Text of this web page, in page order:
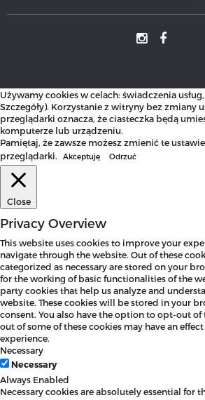
Używamy cookies w celach: świadczenia
Szczegóły). Korzystanie z witryny bez zmiany
przeglądarki oznacza, że ciasteczka będą
komputerze lub urządzeniu.
Pamiętaj, że zawsze możesz zmienić te
przeglądarki.
Akceptuję Odrzuć
Close
Privacy Overview
This website uses cookies to improve your
navigate through the website. Out of these
categorized as necessary are stored on your
for the working of basic functionalities of the
party cookies that help us analyze and
website. These cookies will be stored in your
consent. You also have the option to opt-out
out of some of these cookies may have an
experience.
Necessary
Necessary
Always Enabled
Necessary cookies are absolutely essential for